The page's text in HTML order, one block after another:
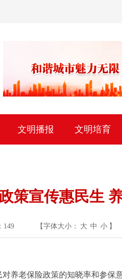
文明播报 文明培育
策宣传惠民生
149 【字体大小： 大 中 小 】
养老保险政策的知晓率和参保